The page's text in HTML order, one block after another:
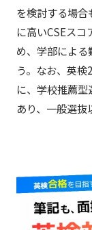
を検討する場合
に高いCSEス
め、学部による
う。なお、英検
に、学校推薦
あり、一般選抜